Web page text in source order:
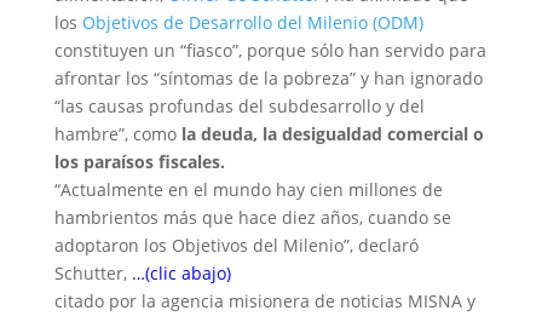
los Objetivos de Desarrollo del Milenio (ODM)
constituyen un “fiasco”, porque sólo han servido para
afrontar los “síntomas de la pobreza” y han ignorado
“las causas profundas del subdesarrollo y del
hambre”, como la deuda, la desigualdad comercial o
los paraísos fiscales.
“Actualmente en el mundo hay cien millones de
hambrientos más que hace diez años, cuando se
adoptaron los Objetivos del Milenio”, declaró
Schutter, …(clic abajo)
citado por la agencia misionera de noticias MISNA y